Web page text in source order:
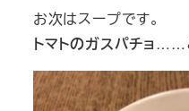
お次はスープです。
トマトのガスパチョ……